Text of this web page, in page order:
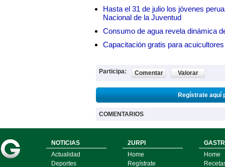
Hasta el 31 de julio los jóvenes
Nacional de la Juventud
Consumo de agua revela dinámica
Capacitación gratis para
Participa: Comentar Valorar
Regístrate aquí
COMENTARIOS
NOTICIAS
Actualidad
Deportes
2URPI
Home
Regístrate
Home